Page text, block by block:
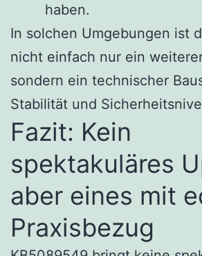
haben.
In solchen Umgebungen ist
nicht einfach nur ein
sondern ein technischer
Stabilität und
Fazit: Kein
spektakuläres
aber eines mit
Praxisbezug